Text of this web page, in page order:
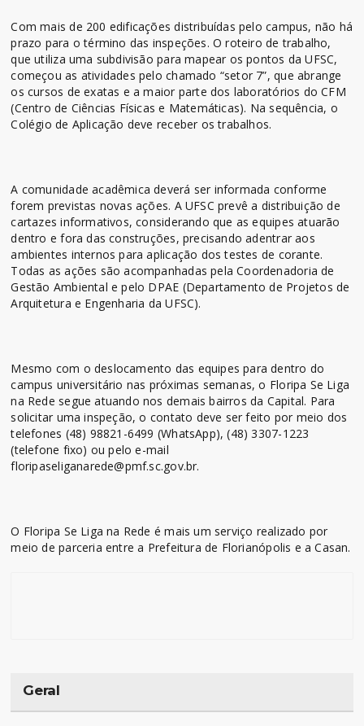
Com mais de 200 edificações distribuídas pelo campus, não há
prazo para o término das inspeções. O roteiro de trabalho,
que utiliza uma subdivisão para mapear os pontos da UFSC,
começou as atividades pelo chamado “setor 7”, que abrange
os cursos de exatas e a maior parte dos laboratórios do CFM
(Centro de Ciências Físicas e Matemáticas). Na sequência, o
Colégio de Aplicação deve receber os trabalhos.
A comunidade acadêmica deverá ser informada conforme
forem previstas novas ações. A UFSC prevê a distribuição de
cartazes informativos, considerando que as equipes atuarão
dentro e fora das construções, precisando adentrar aos
ambientes internos para aplicação dos testes de corante.
Todas as ações são acompanhadas pela Coordenadoria de
Gestão Ambiental e pelo DPAE (Departamento de Projetos de
Arquitetura e Engenharia da UFSC).
Mesmo com o deslocamento das equipes para dentro do
campus universitário nas próximas semanas, o Floripa Se Liga
na Rede segue atuando nos demais bairros da Capital. Para
solicitar uma inspeção, o contato deve ser feito por meio dos
telefones (48) 98821-6499 (WhatsApp), (48) 3307-1223
(telefone fixo) ou pelo e-mail
floripaseliganarede@pmf.sc.gov.br.
O Floripa Se Liga na Rede é mais um serviço realizado por
meio de parceria entre a Prefeitura de Florianópolis e a Casan.
Geral